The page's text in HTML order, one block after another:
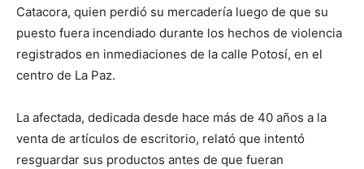
Catacora, quien perdió su mercadería luego de que su
puesto fuera incendiado durante los hechos de violencia
registrados en inmediaciones de la calle Potosí, en el
centro de La Paz.
La afectada, dedicada desde hace más de 40 años a la
venta de artículos de escritorio, relató que intentó
resguardar sus productos antes de que fueran